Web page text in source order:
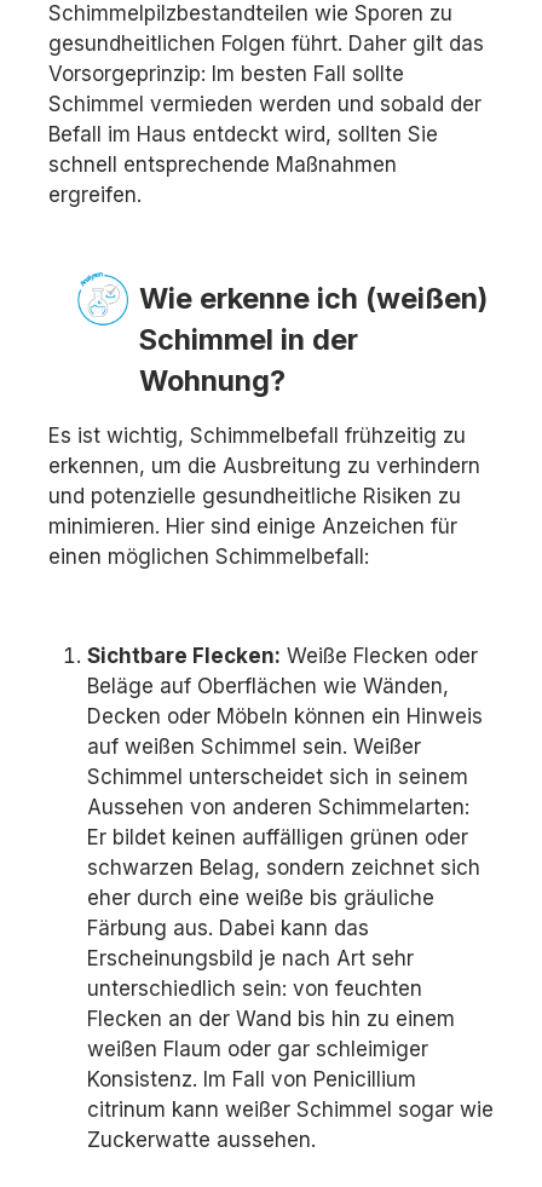
Schimmelpilzbestandteilen wie Sporen zu
gesundheitlichen Folgen führt. Daher gilt das
Vorsorgeprinzip: Im besten Fall sollte
Schimmel vermieden werden und sobald der
Befall im Haus entdeckt wird, sollten Sie
schnell entsprechende Maßnahmen
ergreifen.
Wie erkenne ich (weißen)
Schimmel in der
Wohnung?
Es ist wichtig, Schimmelbefall frühzeitig zu
erkennen, um die Ausbreitung zu verhindern
und potenzielle gesundheitliche Risiken zu
minimieren. Hier sind einige Anzeichen für
einen möglichen Schimmelbefall:
Sichtbare Flecken: Weiße Flecken oder
Beläge auf Oberflächen wie Wänden,
Decken oder Möbeln können ein Hinweis
auf weißen Schimmel sein. Weißer
Schimmel unterscheidet sich in seinem
Aussehen von anderen Schimmelarten:
Er bildet keinen auffälligen grünen oder
schwarzen Belag, sondern zeichnet sich
eher durch eine weiße bis gräuliche
Färbung aus. Dabei kann das
Erscheinungsbild je nach Art sehr
unterschiedlich sein: von feuchten
Flecken an der Wand bis hin zu einem
weißen Flaum oder gar schleimiger
Konsistenz. Im Fall von Penicillium
citrinum kann weißer Schimmel sogar wie
Zuckerwatte aussehen.